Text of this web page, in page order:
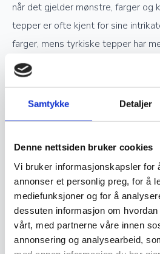
Samtykke Detaljer
Denne nettsiden bruker cookies
Vi bruker informasjonskapsler for
annonser et personlig preg, for å
mediefunksjoner og for å
dessuten informasjon om
vårt, med partnerne våre innen
annonsering og analysearbeid,
når det gjelder mønstre, farger og
tepper er ofte kjent for sine
farger, mens tyrkiske tepper har
Kinesiske håndknyttede tepper
pastellfarger og inspirasjon fra
Verdsettelse og
samlerobjekter og kan være en
kvalitet og finere knytting et teppe
verdifullt blir det over tid.
knutetetthet spiller en stor rolle i
verdi, og godt vedlikeholdte